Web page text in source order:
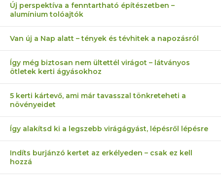
Új perspektíva a fenntartható építészetben –
alumínium tolóajtók
Van új a Nap alatt – tények és tévhitek a napozásról
Így még biztosan nem ültettél virágot – látványos
ötletek kerti ágyásokhoz
5 kerti kártevő, ami már tavasszal tönkreteheti a
növényeidet
Így alakítsd ki a legszebb virágágyást, lépésről lépésre
Indíts burjánzó kertet az erkélyeden – csak ez kell
hozzá